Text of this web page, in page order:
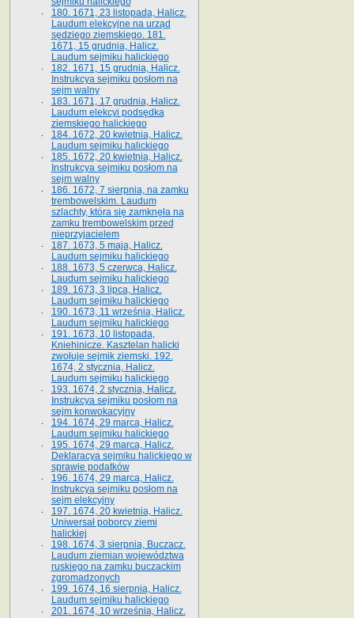
180. 1671, 23 listopada, Halicz.
Laudum elekcyjne na urząd
sędziego ziemskiego. 181.
1671, 15 grudnia, Halicz.
Laudum sejmiku halickiego
182. 1671, 15 grudnia, Halicz.
Instrukcya sejmiku posłom na
sejm walny
183. 1671, 17 grudnia, Halicz.
Laudum elekcyi podsędka
ziemskiego halickiego
184. 1672, 20 kwietnia, Halicz.
Laudum sejmiku halickiego
185. 1672, 20 kwietnia, Halicz.
Instrukcya sejmiku posłom na
sejm walny
186. 1672, 7 sierpnia, na zamku
trembowelskim. Laudum
szlachty, która się zamknęła na
zamku trembowelskim przed
nieprzyjacielem
187. 1673, 5 maja, Halicz.
Laudum sejmiku halickiego
188. 1673, 5 czerwca, Halicz.
Laudum sejmiku halickiego
189. 1673, 3 lipca, Halicz.
Laudum sejmiku halickiego
190. 1673, 11 września, Halicz.
Laudum sejmiku halickiego
191. 1673, 10 listopada,
Kniehinicze. Kasztelan halicki
zwołuje sejmik ziemski. 192.
1674, 2 stycznia, Halicz.
Laudum sejmiku halickiego
193. 1674, 2 stycznia, Halicz.
Instrukcya sejmiku posłom na
sejm konwokacyjny
194. 1674, 29 marca, Halicz.
Laudum sejmiku halickiego
195. 1674, 29 marca, Halicz.
Deklaracya sejmiku halickiego w
sprawie podatków
196. 1674, 29 marca, Halicz.
Instrukcya sejmiku posłom na
sejm elekcyjny
197. 1674, 20 kwietnia, Halicz.
Uniwersał poborcy ziemi
halickiej
198. 1674, 3 sierpnia, Buczacz.
Laudum ziemian województwa
ruskiego na zamku buczackim
zgromadzonych
199. 1674, 16 sierpnia, Halicz.
Laudum sejmiku halickiego
201. 1674, 10 września, Halicz.